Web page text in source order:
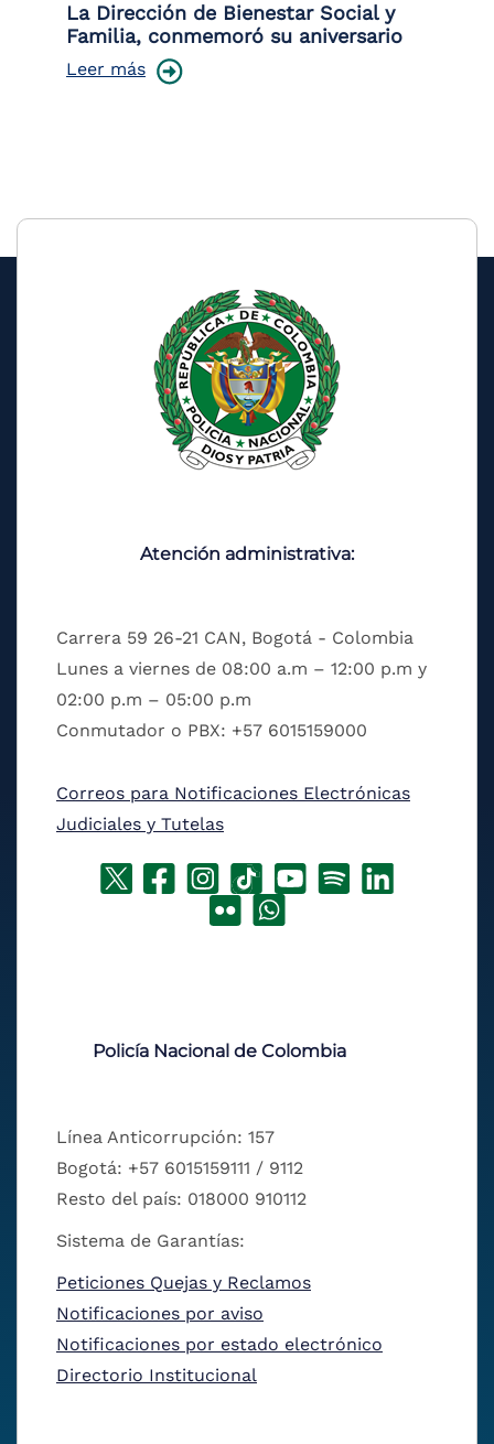
La Dirección de Bienestar Social y
Familia, conmemoró su aniversario
Leer más
Atención administrativa:
Carrera 59 26-21 CAN, Bogotá - Colombia
Lunes a viernes de 08:00 a.m – 12:00 p.m y
02:00 p.m – 05:00 p.m
Conmutador o PBX: +57 6015159000
Correos para Notificaciones Electrónicas
Judiciales y Tutelas
Policía Nacional de Colombia
Línea Anticorrupción: 157
Bogotá: +57 6015159111 / 9112
Resto del país: 018000 910112
Sistema de Garantías:
Peticiones Quejas y Reclamos
Notificaciones por aviso
Notificaciones por estado electrónico
Directorio Institucional